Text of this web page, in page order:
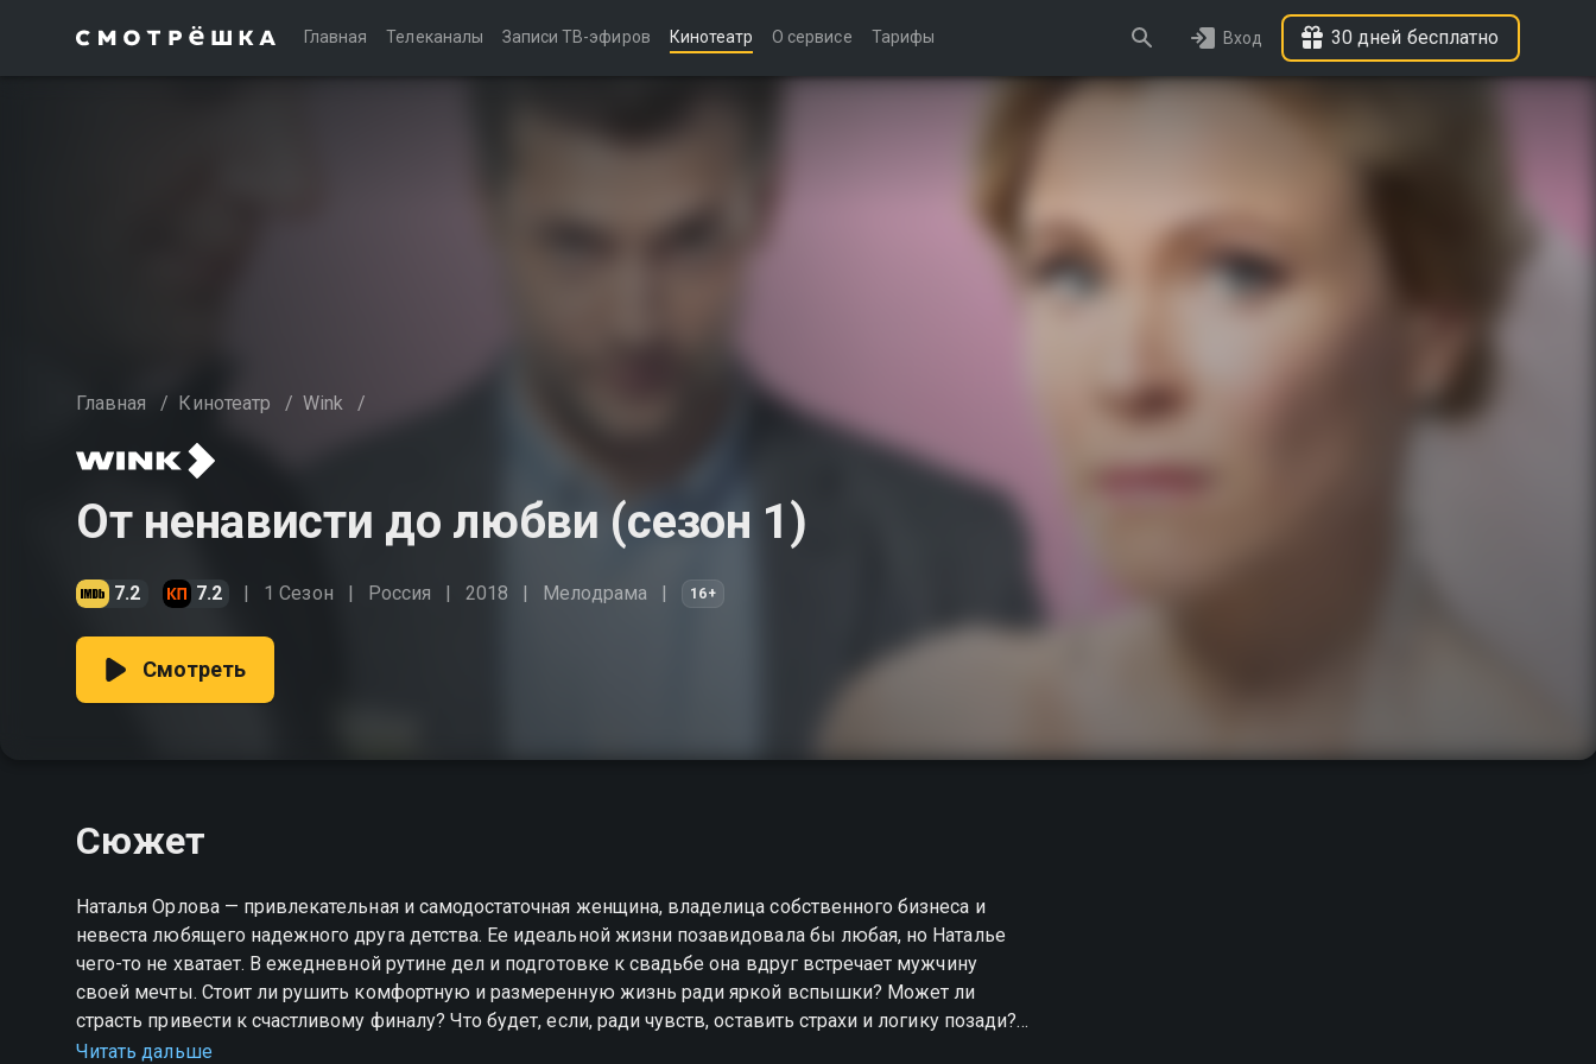
Главная Телеканалы Записи ТВ-эфиров Кинотеатр О сервисе Тарифы Вход 30 дней бесплатно
Главная / Кинотеатр / Wink /
От ненависти до любви (сезон 1)
7.2 7.2 1 Сезон Россия 2018 Мелодрама 16+
Смотреть
Сюжет
Наталья Орлова — привлекательная и самодостаточная женщина, владелица собственного бизнеса и
невеста любящего надежного друга детства. Ее идеальной жизни позавидовала бы любая, но Наталье
чего-то не хватает. В ежедневной рутине дел и подготовке к свадьбе она вдруг встречает мужчину
своей мечты. Стоит ли рушить комфортную и размеренную жизнь ради яркой вспышки? Может ли
страсть привести к счастливому финалу? Что будет, если, ради чувств, оставить страхи и логику позади?
Читать дальше